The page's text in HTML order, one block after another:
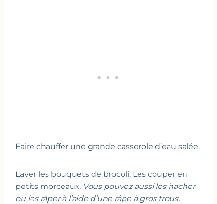
Faire chauffer une grande casserole d’eau salée.
Laver les bouquets de brocoli. Les couper en
petits morceaux. Vous pouvez aussi les hacher
ou les râper à l’aide d’une râpe à gros trous.